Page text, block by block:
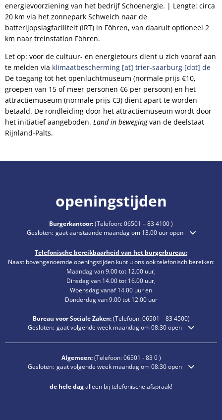
energievoorziening van het bedrijf Schoenergie. | Lengte: circa
20 km via het zonnepark Schweich naar de
batterijopslagfaciliteit (IRT) in Föhren, van daaruit optioneel 2
km naar treinstation Föhren.
Let op: voor de cultuur- en energietours dient u zich vooraf aan
te melden via klimaatbescherming [at] trier-saarburg [dot] de
De toegang tot het openluchtmuseum (normale prijs €10,
groepen van 15 of meer personen €6 per persoon) en het
attractiemuseum (normale prijs €3) dient apart te worden
betaald. De rondleiding door het attractiemuseum wordt door
het initiatief aangeboden. Land in bewegingvan de deelstaat
Rijnland-Palts.
openingstijden
Burgerkantoor:(Telefoon:06501 – 83 4100)
Klik om extra openings- of sluitingstijden te verbergen
Gesloten: gaat aanstaande maandag om 13.00 uur open
Telefonische bereikbaarheid van het burgerbureau:
Naast bovengenoemde openingstijden kunt u ons ook telefonisch bereiken:
Maandag van 9.00 tot 12.00 uur,
Dinsdag van 14.00 tot 16.00 uur,
Woensdag vanaf 14.00 uur en
Donderdag van 9.00 tot 12.00 uur
Bureau voor Sociale Zaken:(Telefoon:06501 – 834500)
Klik om extra openings- of sluitingstijden te verbergen
Gesloten: gaat volgende week maandag om 08:30 open
Algemeen:(Telefoon:06501 - 83 0)
Klik om extra openings- of sluitingstijden te verbergen
Gesloten: gaat volgende week maandag om 08:30 open
de hele dagalleen bij telefonische afspraak!